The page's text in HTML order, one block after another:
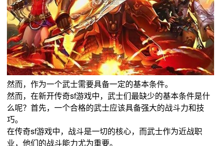
然而，作为一个武士需要具备一定的基本条件。
然而，在新开传奇sf游戏中，武士们最缺少的基本条件是什
么呢？首先，一个合格的武士应该具备强大的战斗力和技
巧。
在传奇sf游戏中，战斗是一切的核心，而武士作为近战职
业，他们的战斗能力尤为重要。